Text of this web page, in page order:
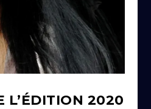
L’ÉDITION 2020